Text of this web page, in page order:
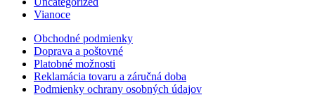
Vianoce
Obchodné podmienky
Doprava a poštovné
Platobné možnosti
Reklamácia tovaru a záručná doba
Podmienky ochrany osobných údajov